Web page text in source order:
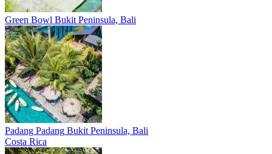
Green Bowl Bukit Peninsula, Bali
Padang Padang Bukit Peninsula, Bali
Costa Rica